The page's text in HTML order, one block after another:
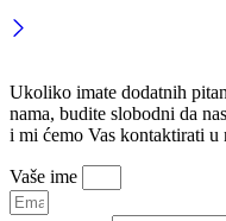
Ukoliko imate dodatnih
nama, budite slobodni da
i mi ćemo Vas kontaktirati u
Vaše ime